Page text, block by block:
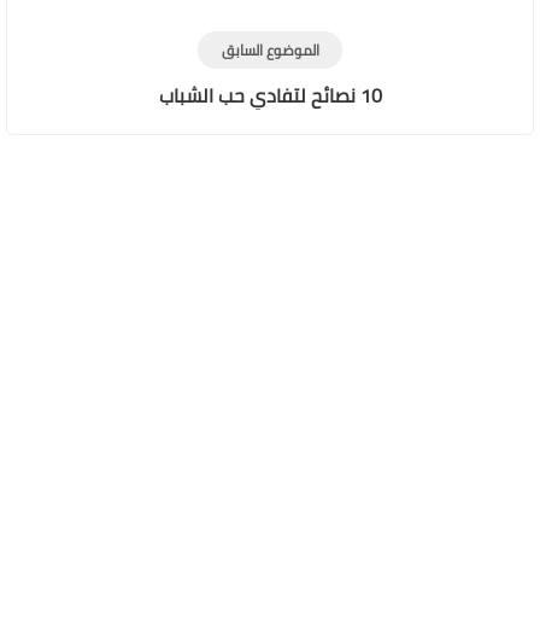
الموضوع السابق
10 نصائح لتفادي حب الشباب